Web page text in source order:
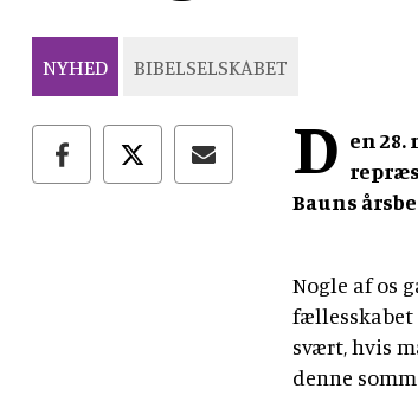
NYHED BIBELSELSKABET
D en
Bauns
Nogle af os
fællesskabet
svært, hvis
denne